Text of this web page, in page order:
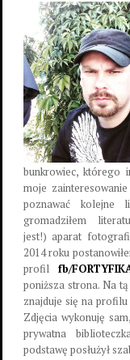
bunkrowiec, którego
moje
poznawać kolejne
gromadziłem
jest!) aparat
2014 roku
profil fb/
poniższa strona. Na
znajduje się na
Zdjęcia wykonuję
prywatna
podstawę posłużył